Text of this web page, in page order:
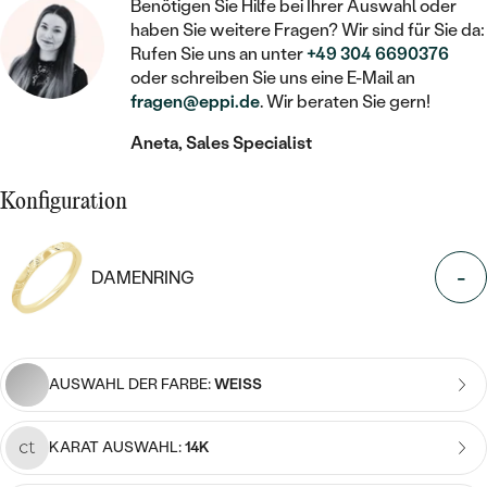
MIT FÜLLUNG
IM SET
LAB GROWN DIAMANTEN ZUM
EINFASSEN
FARBIGE DIAMANTEN ZUM EINFASSEN
MIT LAB GROWN DIAMANT
MIT FARBIGEN DIAMANTEN
MIT SCHWARZEN DIAMANTEN
SCHMUCK FÜR KINDER
BROSCHEN
SCHMUCKZUBEHÖR
NACH MATERIAL
GOLD
SILBER
PLATIN
NACH STEIN
DIAMANTSCHMUCK
KINDER
PIERCINGS
MIT DIAMANT
MIT EDELSTEIN
PERLENOHRRINGE
NACH PREIS
PREISWERTE
LUXURIÖSE
MEDAILLON
KETTEN
HERZKETTEN
MIT TIEREN
NACH EDELSTEIN
MIT DIAMANT
MIT EDELSTEIN
PERLENKETTEN
NACH PREIS
SIEGELRINGE
PERSONALISIERT
MIT EDELSTEIN
NACH PREIS
PREISWERTE
Benötigen Sie Hilfe bei Ihrer Auswahl oder
haben Sie weitere Fragen? Wir sind für Sie da:
Rufen Sie uns an unter+49 304 6690376
oder schreiben Sie uns eine E-Mail an
fragen@eppi.de. Wir beraten Sie gern!
Aneta, Sales Specialist
Konfiguration
DAMENRING -
AUSWAHL DER FARBE:WEISS
KARAT AUSWAHL:14K